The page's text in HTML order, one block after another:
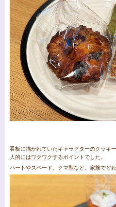
看板に描かれていたキャラクターのクッキ
人的にはワクワクするポイントでした。
ハートやスペード、クマ型など。家族でど